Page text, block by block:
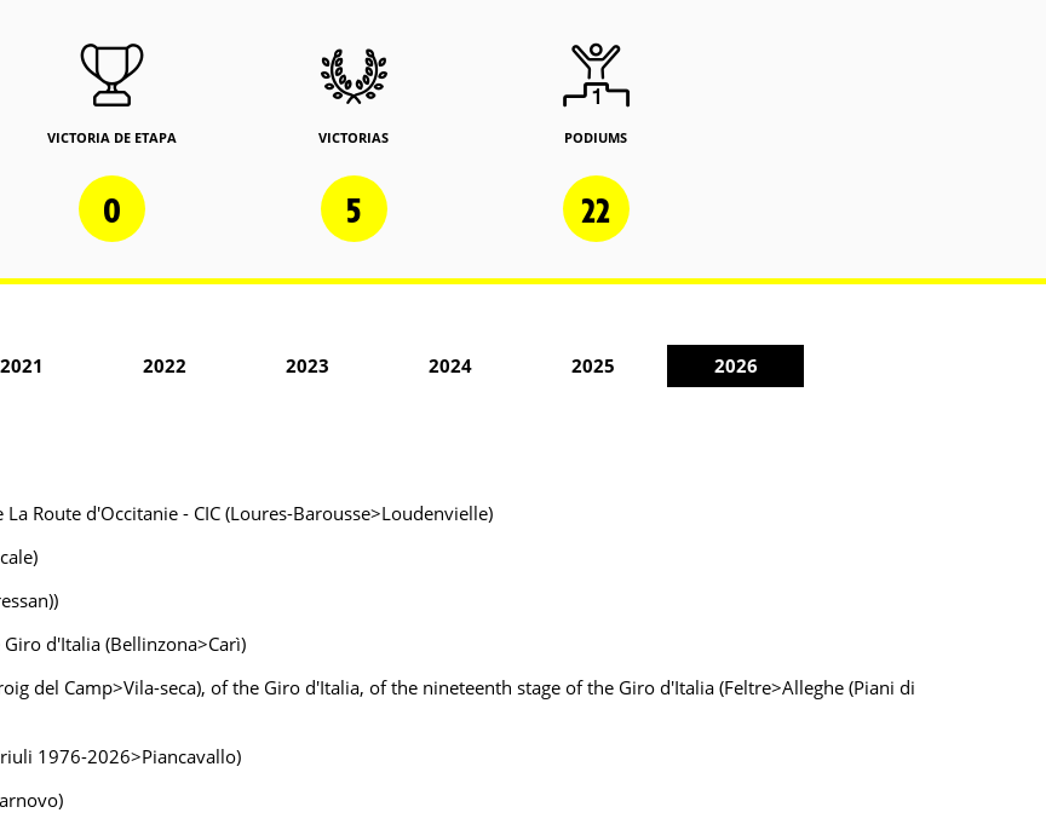
VICTORIA DE ETAPA
0
VICTORIAS
5
PODIUMS
22
2021 2022 2023 2024 2025 2026
Route d'Occitanie - CIC (Loures-Barousse>Loudenvielle)
d'Italia (Bellinzona>Carì)
del Camp>Vila-seca), of the Giro d'Italia, of the nineteenth stage of the Giro d'Italia (Feltre>Alleghe (Piani di
1976-2026>Piancavallo)